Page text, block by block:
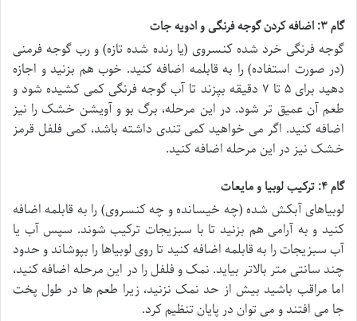
گام ۳: اضافه کردن گوجه فرنگی و ادویه جات
گوجه فرنگی خرد شده کنسروی (یا رنده شده تازه) و رب گوجه فرمنی
(در صورت استفاده) را به قابلمه اضافه کنید. خوب هم بزنید و اجازه
دهید برای ۵ تا ۷ دقیقه بپزند تا آب گوجه فرنگی کمی کشیده شود و
طعم آن عمیق تر شود. در این مرحله، برگ بو و آویشن خشک را نیز
اضافه کنید. اگر می خواهید کمی تندی داشته باشد، کمی فلفل قرمز
خشک نیز در این مرحله اضافه کنید.
گام ۴: ترکیب لوبیا و مایعات
لوبیاهای آبکش شده (چه خیسانده و چه کنسروی) را به قابلمه اضافه
کنید و به آرامی هم بزنید تا با سبزیجات ترکیب شوند. سپس آب یا
آب سبزیجات را به قابلمه اضافه کنید تا روی لوبیاها را بپوشاند و حدود
چند سانتی متر بالاتر بیاید. نمک و فلفل را در این مرحله اضافه کنید،
اما مراقب باشید بیش از حد نمک نزنید، زیرا طعم ها در طول پخت
جا می افتند و می توان در پایان تنظیم کرد.